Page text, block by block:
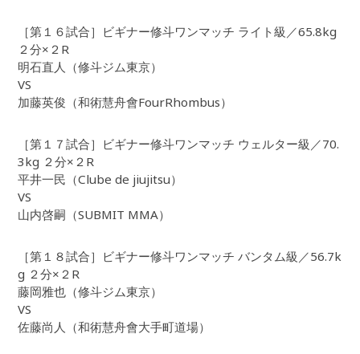
［第１６試合］ビギナー修斗ワンマッチ ライト級／65.8kg
２分×２R
明石直人（修斗ジム東京）
VS
加藤英俊（和術慧舟會FourRhombus）
［第１７試合］ビギナー修斗ワンマッチ ウェルター級／70.
3kg ２分×２R
平井一民（Clube de jiujitsu）
VS
山内啓嗣（SUBMIT MMA）
［第１８試合］ビギナー修斗ワンマッチ バンタム級／56.7k
g ２分×２R
藤岡雅也（修斗ジム東京）
VS
佐藤尚人（和術慧舟會大手町道場）